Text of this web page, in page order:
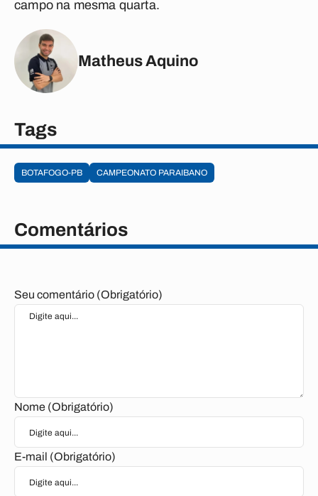
campo na mesma quarta.
Matheus Aquino
Tags
BOTAFOGO-PB CAMPEONATO PARAIBANO
Comentários
Seu comentário (Obrigatório)
Nome (Obrigatório)
E-mail (Obrigatório)